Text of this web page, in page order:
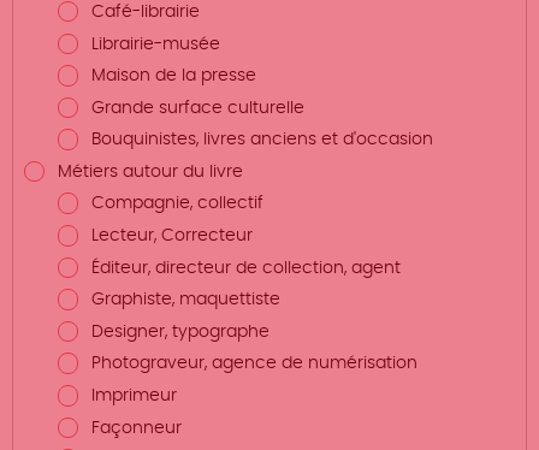
Café-librairie
Librairie-musée
Maison de la presse
Grande surface culturelle
Bouquinistes, livres anciens et d'occasion
Métiers autour du livre
Compagnie, collectif
Lecteur, Correcteur
Éditeur, directeur de collection, agent
Graphiste, maquettiste
Designer, typographe
Photograveur, agence de numérisation
Imprimeur
Façonneur